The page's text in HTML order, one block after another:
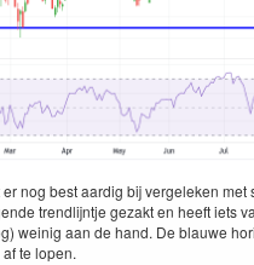
nog best aardig bij vergeleken
trendli­jn­t­je geza­kt en heeft iets
weinig aan de hand. De blauwe
te lopen.